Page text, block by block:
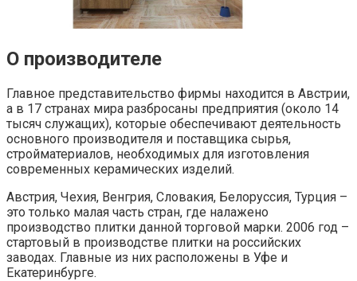
О производителе
Главное представительство фирмы находится в Австрии,
а в 17 странах мира разбросаны предприятия (около 14
тысяч служащих), которые обеспечивают деятельность
основного производителя и поставщика сырья,
стройматериалов, необходимых для изготовления
современных керамических изделий.
Австрия, Чехия, Венгрия, Словакия, Белоруссия, Турция –
это только малая часть стран, где налажено
производство плитки данной торговой марки. 2006 год –
стартовый в производстве плитки на российских
заводах. Главные из них расположены в Уфе и
Екатеринбурге.